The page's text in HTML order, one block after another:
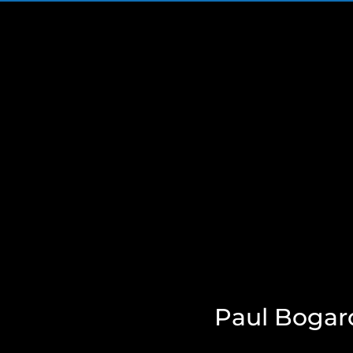
Paul